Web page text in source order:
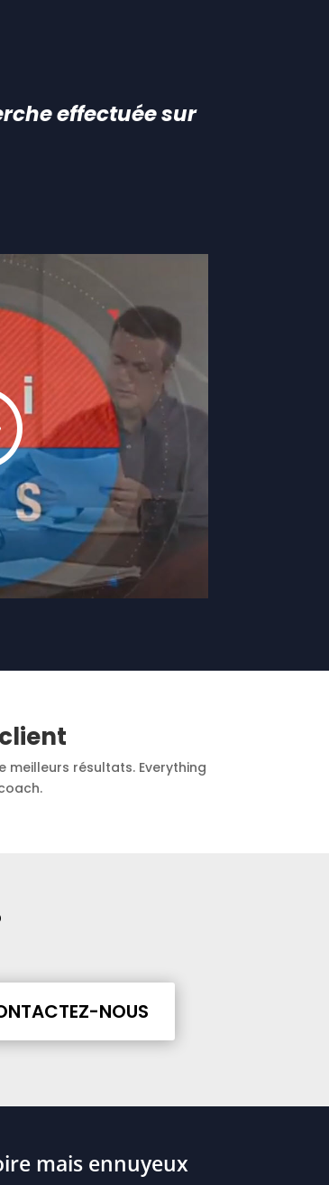
effectuée sur
meilleurs résultats. Everything
NOUS
mais ennuyeux